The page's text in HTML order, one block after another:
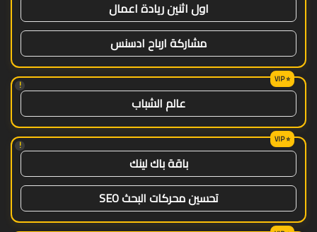
اول اثنين ريادة اعمال
مشاركة ارباح ادسنس
!
عالم الشباب
!
باقة باك لينك
تحسين محركات البحث SEO